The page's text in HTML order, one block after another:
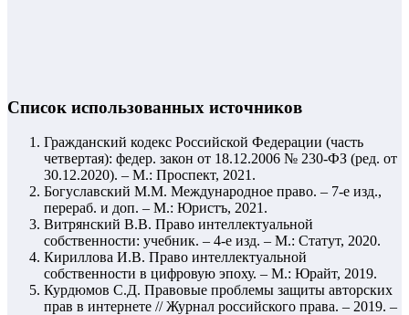
Список использованных источников
Гражданский кодекс Российской Федерации (часть
четвертая): федер. закон от 18.12.2006 № 230-ФЗ (ред. от
30.12.2020). – М.: Проспект, 2021.
Богуславский М.М. Международное право. – 7-е изд.,
перераб. и доп. – М.: Юристъ, 2021.
Витрянский В.В. Право интеллектуальной
собственности: учебник. – 4-е изд. – М.: Статут, 2020.
Кириллова И.В. Право интеллектуальной
собственности в цифровую эпоху. – М.: Юрайт, 2019.
Курдюмов С.Д. Правовые проблемы защиты авторских
прав в интернете // Журнал российского права. – 2019. –